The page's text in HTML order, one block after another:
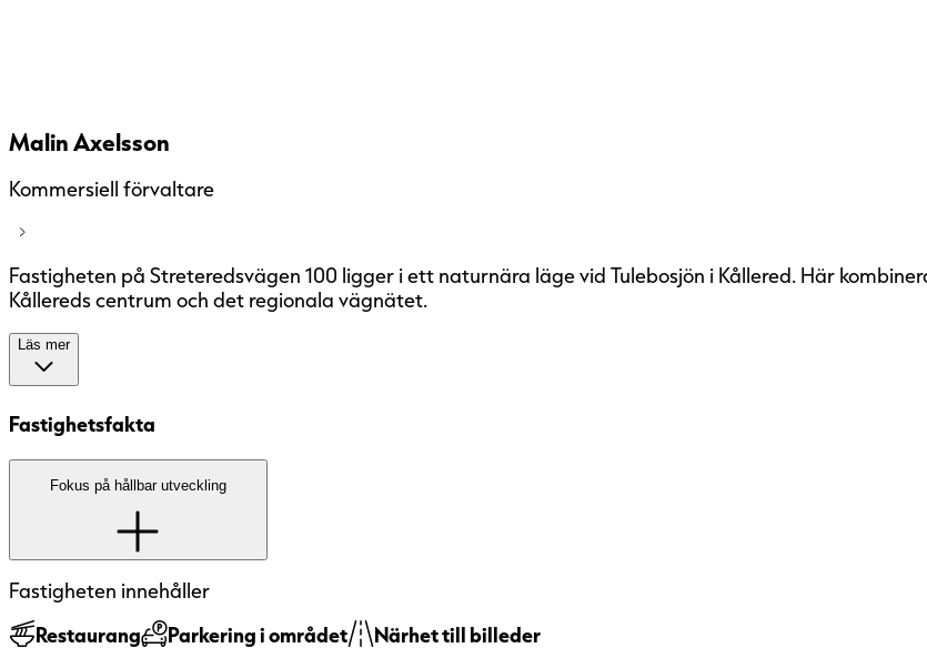
Malin Axelsson
Kommersiell förvaltare
Fastigheten på Streteredsvägen 100 ligger i ett naturnära läge vid Tulebosjön i Kållered. Här
Kållereds centrum och det regionala vägnätet.
Fastigheten
Lokalutformning
Omgivning
Läs mer
Fastighetsfakta
Fokus på hållbar utveckling
miljöcertifieringssystemen.
miljöcertifierade.
Fastigheten innehåller
Restaurang Parkering i området Närhet till billeder